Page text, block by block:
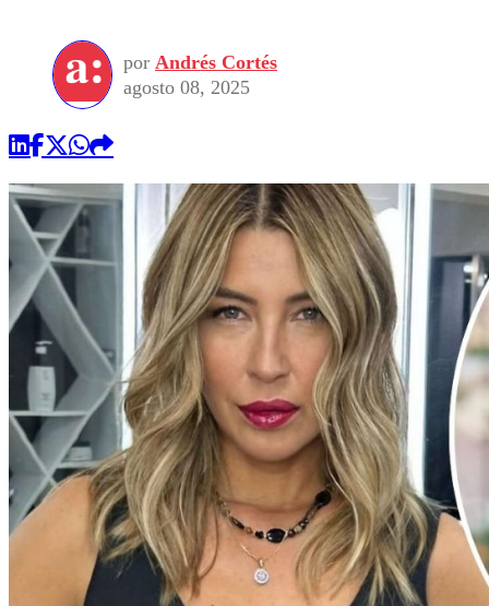
Torneo Internacional
Torneo Nacional
Internacional
Nacional
Programas
Comercial
por Andrés Cortés
agosto 08, 2025